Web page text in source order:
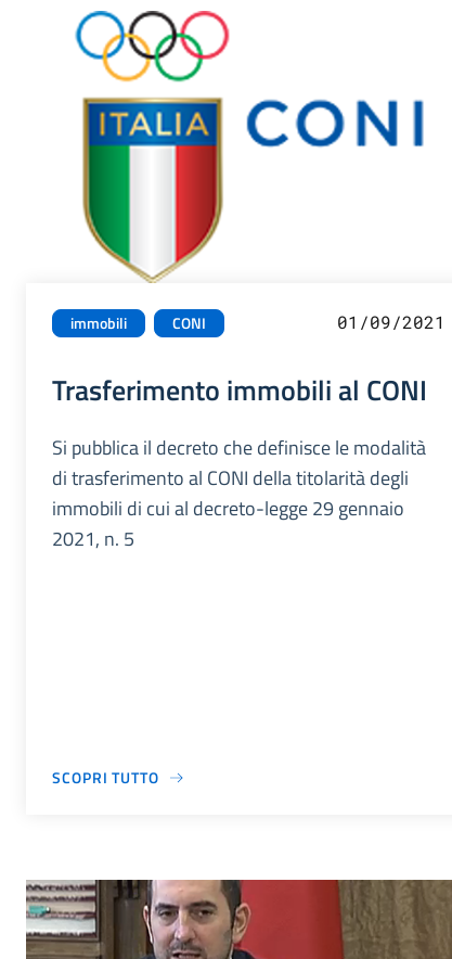
immobili CONI 01/09/2021
Trasferimento immobili al CONI
Si pubblica il decreto che definisce le modalità
di trasferimento al CONI della titolarità degli
immobili di cui al decreto-legge 29 gennaio
2021, n. 5
SCOPRI TUTTO